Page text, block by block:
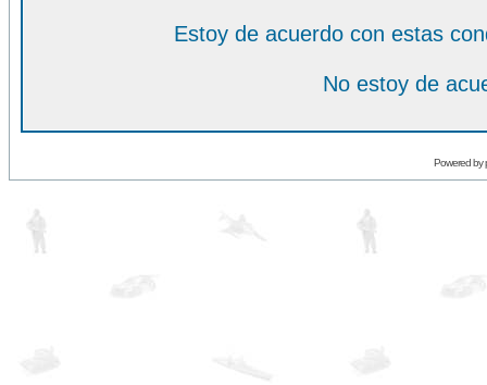
Estoy de acuerdo con estas
No estoy de
Powered by